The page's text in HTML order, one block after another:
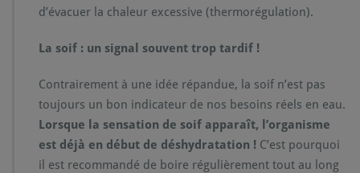
d’évacuer la chaleur excessive (thermorégulation).
La soif : un signal souvent trop tardif !
Contrairement à une idée répandue, la soif n’est pas
toujours un bon indicateur de nos besoins réels en eau.
Lorsque la sensation de soif apparaît, l’organisme
est déjà en début de déshydratation ! C’est pourquoi
il est recommandé de boire régulièrement tout au long